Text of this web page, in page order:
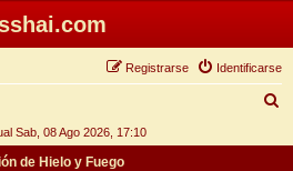
Identificarse
Registrarse
Sab, 08 Ago 2026, 17:10
de Hielo y Fuego